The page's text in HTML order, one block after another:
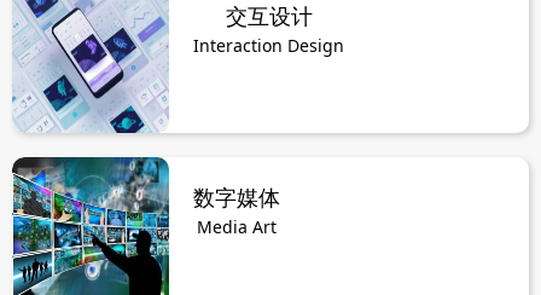
交互设计
Interaction Design
数字媒体
Media Art